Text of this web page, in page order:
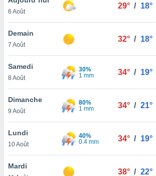
et
»,
au
vous
qu'ils
ou
le
ainsi
6 Août
29° / 18°
Demain
7 Août
32° / 18°
Samedi
8 Août
30%
1 mm
34° / 19°
Dimanche
9 Août
80%
1 mm
34° / 21°
Lundi
10 Août
40%
0.4 mm
34° / 19°
Mardi
38° / 22°